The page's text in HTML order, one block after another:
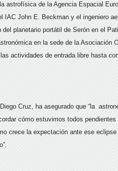
astrofísica de la Agencia Espacial
John E. Beckman y el ingeniero
planetario portátil de Serón en el
en la sede de la Asociación
actividades de entrada libre hasta
Cruz, ha asegurado que “la
cómo estuvimos todos
crece la expectación ante ese